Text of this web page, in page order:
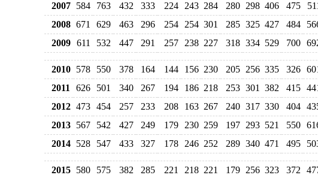
2007 584 763 432 333 224 243 284 280 298 406 475
2008 671 629 463 296 254 254 301 285 325 427 484
2009 611 532 447 291 257 238 227 318 334 529 700
2010 578 550 378 164 144 156 230 205 256 335 326
2011
626 501 340 267 194 186 218 253 301 382 415
2012 473 454 257 233 208 163 267 240 317 330 404
2013 567 542 427 249 179 230 259 197 293 521 550
2014 528 547 433 327 178 246 252 289 340 471 495
2015 580 575 382 285 221 218 221 179 256 323 372